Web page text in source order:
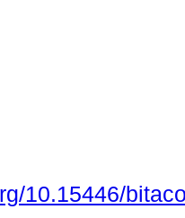
10.15446/